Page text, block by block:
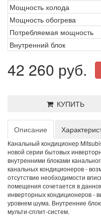
Мощность холода
Мощность обогрева
Потребляемая мощность
Внутренний блок
42 260 руб.
КУПИТЬ
Описание
Канальный кондиционер
новой серии бытовых
внутренними блоками
канальных кондиционеров -
отсутствие необходимости
помещения сочетается в
инверторных кондиционеров -
уровнем шума. Внутренние
мульти-сплит-систем.